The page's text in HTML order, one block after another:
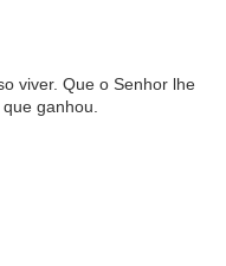
viver. Que o Senhor lhe
ganhou.